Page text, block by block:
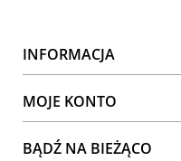
INFORMACJA
MOJE KONTO
BĄDŹ NA BIEŻĄCO